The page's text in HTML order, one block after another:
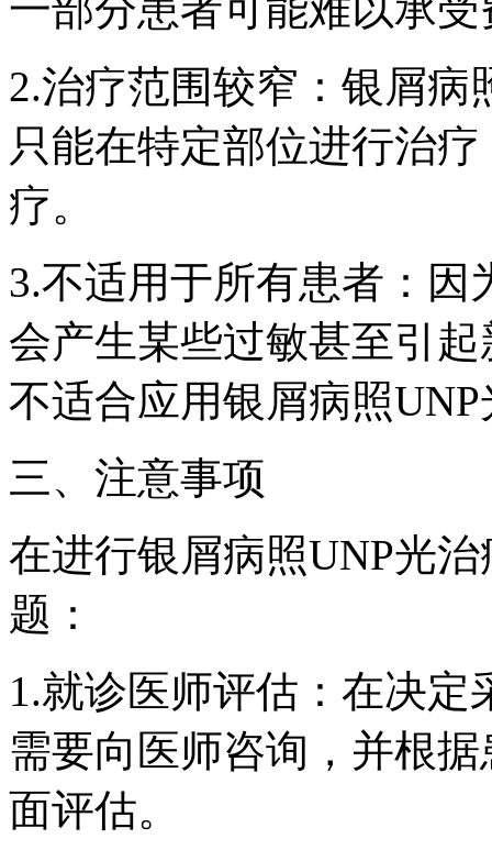
一部分患者可能难以承受
2.治疗范围较窄：银屑病
只能在特定部位进行治
疗。
3.不适用于所有患者：
会产生某些过敏甚至引
不适合应用银屑病照
三、注意事项
在进行银屑病照UNP光
题：
1.就诊医师评估：在决定
需要向医师咨询，并根
面评估。